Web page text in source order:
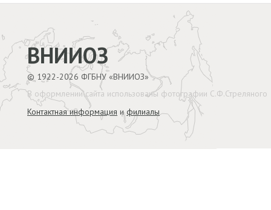
ВНИИОЗ
© 1922-2026 ФГБНУ «ВНИИОЗ»
Контактная информация ифилиалы
В оформлении сайта использованы фотографии С.Ф.Стреляного